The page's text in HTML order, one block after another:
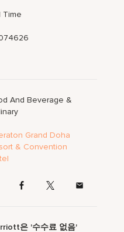
Time
And Beverage &
Grand Doha
& Convention
은 '수수료 없음'